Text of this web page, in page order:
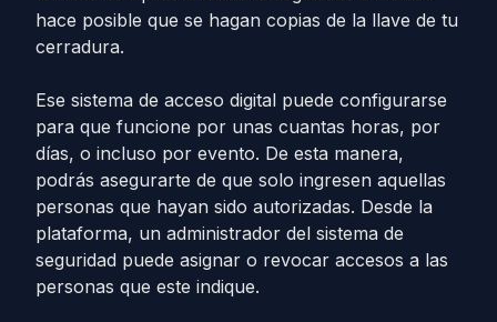
hace posible que se hagan copias de la llave de tu
cerradura.
Ese sistema de acceso digital puede configurarse
para que funcione por unas cuantas horas, por
días, o incluso por evento. De esta manera,
podrás asegurarte de que solo ingresen aquellas
personas que hayan sido autorizadas. Desde la
plataforma, un administrador del sistema de
seguridad puede asignar o revocar accesos a las
personas que este indique.